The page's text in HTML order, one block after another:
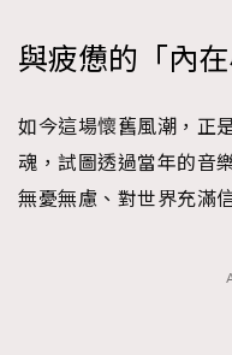
與疲憊的「內
如今這場懷舊風潮，正
魂，試圖透過當年的音
無憂無慮、對世界充滿